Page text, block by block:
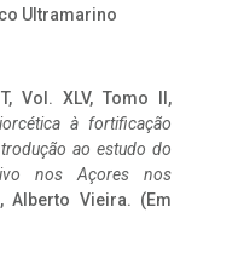
Ultramarino
Vol. XLV, Tomo II,
à fortificação
ao estudo do
nos Açores nos
, Alberto Vieira. (Em